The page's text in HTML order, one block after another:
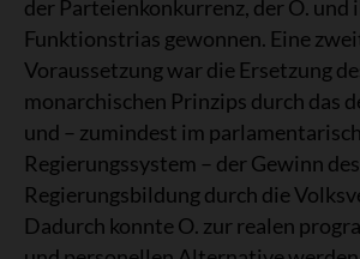
der Parteienkonkurrenz, der O. und
Funktionstrias gewonnen. Eine
Voraussetzung war die Ersetzung
monarchischen Prinzips durch das
und – zumindest im
Regierungssystem – der Gewinn
Regierungsbildung durch die
Dadurch konnte O. zur realen